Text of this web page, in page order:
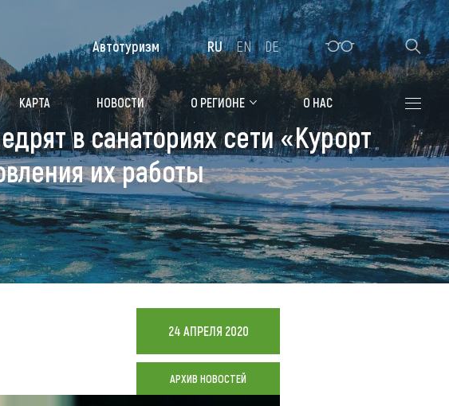
форум Алтайская зимовка
событий
Где остановиться
Санатории
Гостиницы, отели
Коттеджи, базы
Сельские усадьбы
Мотели, придорожные отели
Коллекция впечатлений
КАРТА НОВОСТИ О РЕГИОНЕ О НАС
Автотуризм RU EN DE
в санаториях сети «Курорт
их работы
24 АПРЕЛЯ 2020
АРХИВ НОВОСТЕЙ